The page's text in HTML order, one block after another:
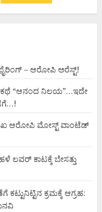
– ಆರೋಪಿ ಅರೆಸ್ಟ್!
ಕಥೆ “ಆನಂದ ನಿಲಯ”…ಇದೇ
ಆರೋಪಿ ಮೋಸ್ಟ್ ವಾಂಟೆಡ್
ಲವರ್ ಕಾಟಕ್ಕೆ ಬೇಸತ್ತು
ಕಟ್ಟುನಿಟ್ಟಿನ ಕ್ರಮಕ್ಕೆ ಆಗ್ರಹ: